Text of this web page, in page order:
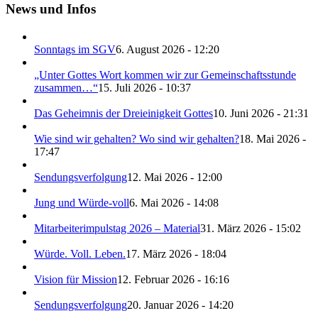
News und Infos
Sonntags im SGV6. August 2026 - 12:20
„Unter Gottes Wort kommen wir zur Gemeinschaftsstunde
zusammen…“15. Juli 2026 - 10:37
Das Geheimnis der Dreieinigkeit Gottes10. Juni 2026 - 21:31
Wie sind wir gehalten? Wo sind wir gehalten?18. Mai 2026 -
17:47
Sendungsverfolgung12. Mai 2026 - 12:00
Jung und Würde-voll6. Mai 2026 - 14:08
Mitarbeiterimpulstag 2026 – Material31. März 2026 - 15:02
Würde. Voll. Leben.17. März 2026 - 18:04
Vision für Mission12. Februar 2026 - 16:16
Sendungsverfolgung20. Januar 2026 - 14:20